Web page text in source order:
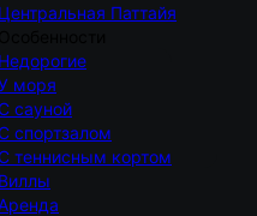
Центральная Паттайя
Недорогие
моря
С сауной
С спортзалом
теннисным кортом
Виллы
Аренда